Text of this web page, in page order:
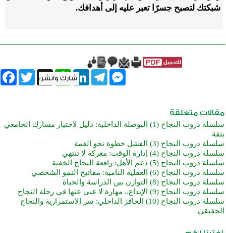
شبكتك لتصبح جسرًا تعبر عليه إلى أهدافك.
Twitter X
WhatsAppLinkedInTelegram
Messenger
سلسلة دروب النجاح (1) البوصلة الداخلية: دليل لاختيار مسارك الجامعي
بثقة
سلسلة دروب النجاح (3) الفشل خطوة نحو القمة
سلسلة دروب النجاح (4) إدارة الوقت: معركة لا تنتهي
سلسلة دروب النجاح (5) دعم الأهل: رافعة النجاح الخفية
سلسلة دروب النجاح (6) العقلية النامية: مفاتيح النمو الشخصي
سلسلة دروب النجاح (8) التوازن بين الدراسة والحياة
سلسلة دروب النجاح (9) الإبداع.. مهارة لا غنى عنها في رحلة النجاح
سلسلة دروب النجاح (10) الحافز الداخلي: سر الاستمرارية والنجاح
الحقيقي